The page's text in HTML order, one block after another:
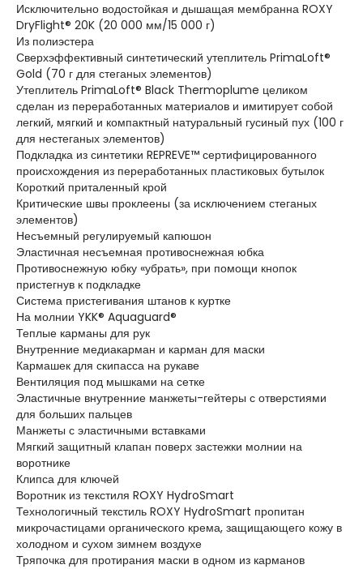
Исключительно водостойкая и дышащая мембранна ROXY
DryFlight® 20K (20 000 мм/15 000 г)
Из полиэстера
Сверхэффективный синтетический утеплитель PrimaLoft®
Gold (70 г для стеганых элементов)
Утеплитель PrimaLoft® Black Thermoplume целиком
сделан из переработанных материалов и имитирует собой
легкий, мягкий и компактный натуральный гусиный пух (100 г
для нестеганых элементов)
Подкладка из синтетики REPREVE™ сертифицированного
происхождения из переработанных пластиковых бутылок
Короткий приталенный крой
Критические швы проклеены (за исключением стеганых
элементов)
Несъемный регулируемый капюшон
Эластичная несъемная противоснежная юбка
Противоснежную юбку «убрать», при помощи кнопок
пристегнув к подкладке
Система пристегивания штанов к куртке
На молнии YKK® Aquaguard®
Теплые карманы для рук
Внутренние медиакарман и карман для маски
Кармашек для скипасса на рукаве
Вентиляция под мышками на сетке
Эластичные внутренние манжеты-гейтеры с отверстиями
для больших пальцев
Манжеты с эластичными вставками
Мягкий защитный клапан поверх застежки молнии на
воротнике
Клипса для ключей
Воротник из текстиля ROXY HydroSmart
Технологичный текстиль ROXY HydroSmart пропитан
микрочастицами органического крема, защищающего кожу в
холодном и сухом зимнем воздухе
Тряпочка для протирания маски в одном из карманов